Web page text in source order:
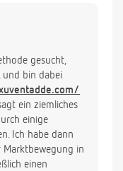
gesucht,
bin dabei
ein ziemliches
einige
Ich habe dann
Marktbewegung in
einen